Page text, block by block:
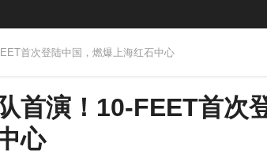
首次登陆中国，燃爆上海红石中心
首演！10-FEET首次
心